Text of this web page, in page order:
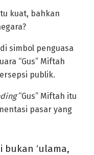
kuat, bahkan
simbol penguasa
“Gus” Miftah
publik.
“Gus” Miftah itu
pasar yang
bukan ‘ulama,